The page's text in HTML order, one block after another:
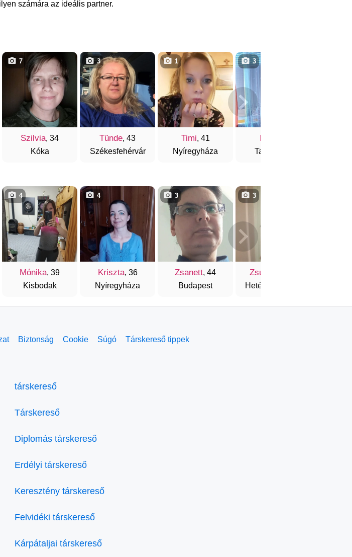
számára az ideális partner.
Szilvia, 34
Kóka
7
Tünde, 43
Székesfehérvár
3
Timi, 41
Nyíregyháza
1
Edit
Tatabánya
3
Mónika, 39
Kisbodak
4
Kriszta, 36
Nyíregyháza
4
Zsanett, 44
Budapest
3
Zsuzsika
Hetényegyháza
3
Biztonság Cookie Súgó Társkereső tippek
társkereső
Társkereső
Diplomás társkereső
Erdélyi társkereső
Keresztény társkereső
Felvidéki társkereső
Kárpátaljai társkereső